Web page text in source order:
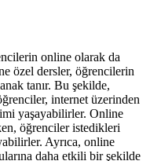
online olarak da
özel dersler, öğrencilerin
tanır. Bu şekilde,
internet üzerinden
yaşayabilirler. Online
öğrenciler istedikleri
Ayrıca, online
daha etkili bir şekilde